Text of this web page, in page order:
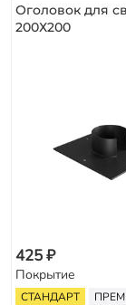
Оголовок для
200Х200
425 ₽
Покрытие
СТАНДАРТ